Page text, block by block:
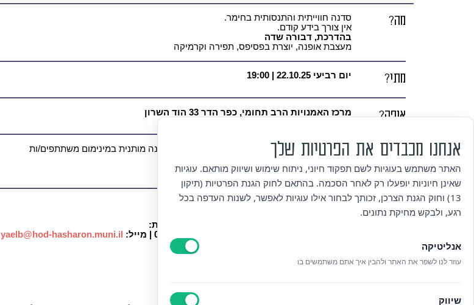
מה?
סדנה חווייתית והתנסותית בחימר.
אין צורך בידע קודם.
בהדרכת, דבורה שדה
מעצבת אופנה, יוצרת בפסיפס, תפירה וקרמיקה
מתי? יום רביעי 22.10.25 | 19:00
איפה? מרכז האמנויות הרב תחומי, כפר הדר 33 הוד השרון
עלות
והרשמה
בהרשמה מראש מספר המקומות מוגבל | קיום הסדנה מותנית במינימום משתתפים/ות
עלות 200 ש"ח
להרשמהלחצו כאן
למידע
למידע אודות נגישות במקום:לחצו כאן
לפרטים נוספים ולבקשות פרטניות בנושא נגישות:
yaelb@hod-hasharon.muni.il
אנחנו מכבדים את הפרטיות שלך
האתר משתמש בעוגיות לשם תפקוד חיוני, ניתוח שימוש ושיווק מותאם. עוגיות
שאינן חיוניות יופעלו רק לאחר הסכמה. בהתאם לחוק הגנת הפרטיות (תיקון
13) וחוק הגנת הצרכן, זכותך לבחור אילו עוגיות לאפשר, לשנות העדפה בכל
רגע, ולבקש מחיקת נתונים.
אנליטיקה
עוזר לנו לשפר את האתר ולהבין איך אתם משתמשים בו
שיווק